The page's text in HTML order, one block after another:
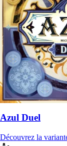
Azul Duel
Découvrez la